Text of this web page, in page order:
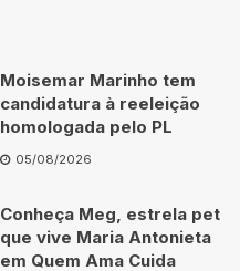
Moisemar Marinho tem
candidatura à reeleição
homologada pelo PL
05/08/2026
Conheça Meg, estrela pet
que vive Maria Antonieta
em Quem Ama Cuida